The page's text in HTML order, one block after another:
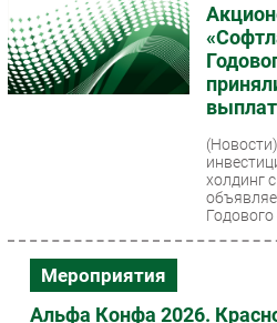
(Новости)
холдинг
Мероприятия
Альфа Конфа 2026.